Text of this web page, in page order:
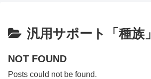
汎用サポート「種族」
NOT FOUND
Posts could not be found.